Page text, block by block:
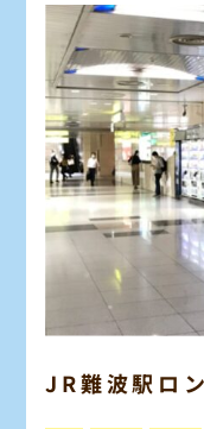
JR難波駅ロ